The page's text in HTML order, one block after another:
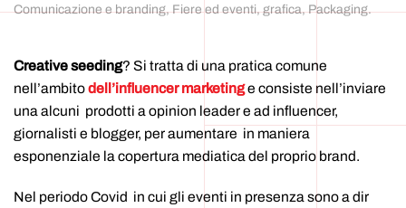
Comunicazione e branding,Fiere ed eventi,grafica,Packaging.
Creative seeding? Si tratta di una pratica comune
nell’ambitodell’influencer marketinge consiste nell’inviare
una alcuni prodotti a opinion leader e ad influencer,
giornalisti e blogger, per aumentare in maniera
esponenziale la copertura mediatica del proprio brand.
Nel periodo Covid in cui gli eventi in presenza sono a dir